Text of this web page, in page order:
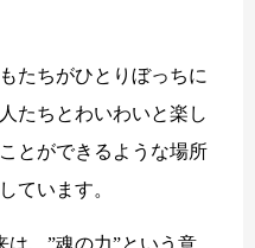
たちがひとりぼっちに
たちとわいわいと楽し
とができるような場所
ています。
、”魂の力”という意